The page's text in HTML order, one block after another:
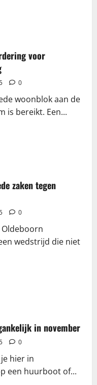
voor
0
woonblok aan de
is bereikt. Een...
zaken tegen
0
wedstrijd die niet
in november
0
hier in
een huurboot of...